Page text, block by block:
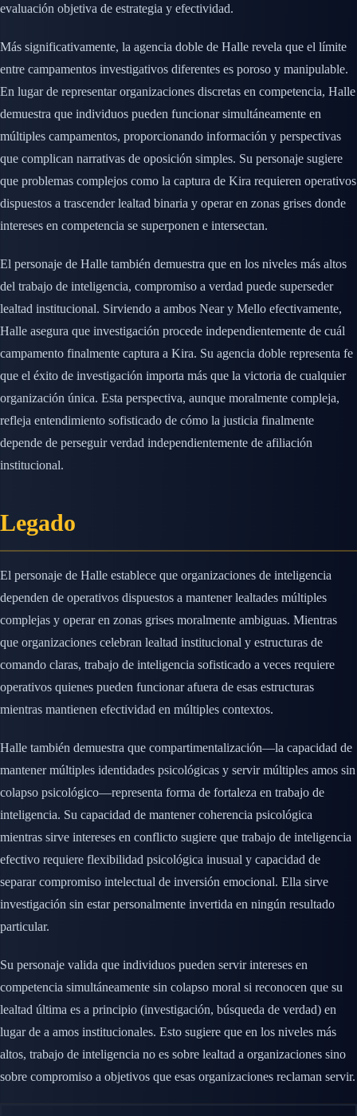
evaluación objetiva de estrategia y efectividad.
Más significativamente, la agencia doble de Halle revela que el límite
entre campamentos investigativos diferentes es poroso y manipulable.
En lugar de representar organizaciones discretas en competencia, Halle
demuestra que individuos pueden funcionar simultáneamente en
múltiples campamentos, proporcionando información y perspectivas
que complican narrativas de oposición simples. Su personaje sugiere
que problemas complejos como la captura de Kira requieren operativos
dispuestos a trascender lealtad binaria y operar en zonas grises donde
intereses en competencia se superponen e intersectan.
El personaje de Halle también demuestra que en los niveles más altos
del trabajo de inteligencia, compromiso a verdad puede superseder
lealtad institucional. Sirviendo a ambos Near y Mello efectivamente,
Halle asegura que investigación procede independientemente de cuál
campamento finalmente captura a Kira. Su agencia doble representa fe
que el éxito de investigación importa más que la victoria de cualquier
organización única. Esta perspectiva, aunque moralmente compleja,
refleja entendimiento sofisticado de cómo la justicia finalmente
depende de perseguir verdad independientemente de afiliación
institucional.
Legado
El personaje de Halle establece que organizaciones de inteligencia
dependen de operativos dispuestos a mantener lealtades múltiples
complejas y operar en zonas grises moralmente ambiguas. Mientras
que organizaciones celebran lealtad institucional y estructuras de
comando claras, trabajo de inteligencia sofisticado a veces requiere
operativos quienes pueden funcionar afuera de esas estructuras
mientras mantienen efectividad en múltiples contextos.
Halle también demuestra que compartimentalización—la capacidad de
mantener múltiples identidades psicológicas y servir múltiples amos sin
colapso psicológico—representa forma de fortaleza en trabajo de
inteligencia. Su capacidad de mantener coherencia psicológica
mientras sirve intereses en conflicto sugiere que trabajo de inteligencia
efectivo requiere flexibilidad psicológica inusual y capacidad de
separar compromiso intelectual de inversión emocional. Ella sirve
investigación sin estar personalmente invertida en ningún resultado
particular.
Su personaje valida que individuos pueden servir intereses en
competencia simultáneamente sin colapso moral si reconocen que su
lealtad última es a principio (investigación, búsqueda de verdad) en
lugar de a amos institucionales. Esto sugiere que en los niveles más
altos, trabajo de inteligencia no es sobre lealtad a organizaciones sino
sobre compromiso a objetivos que esas organizaciones reclaman servir.